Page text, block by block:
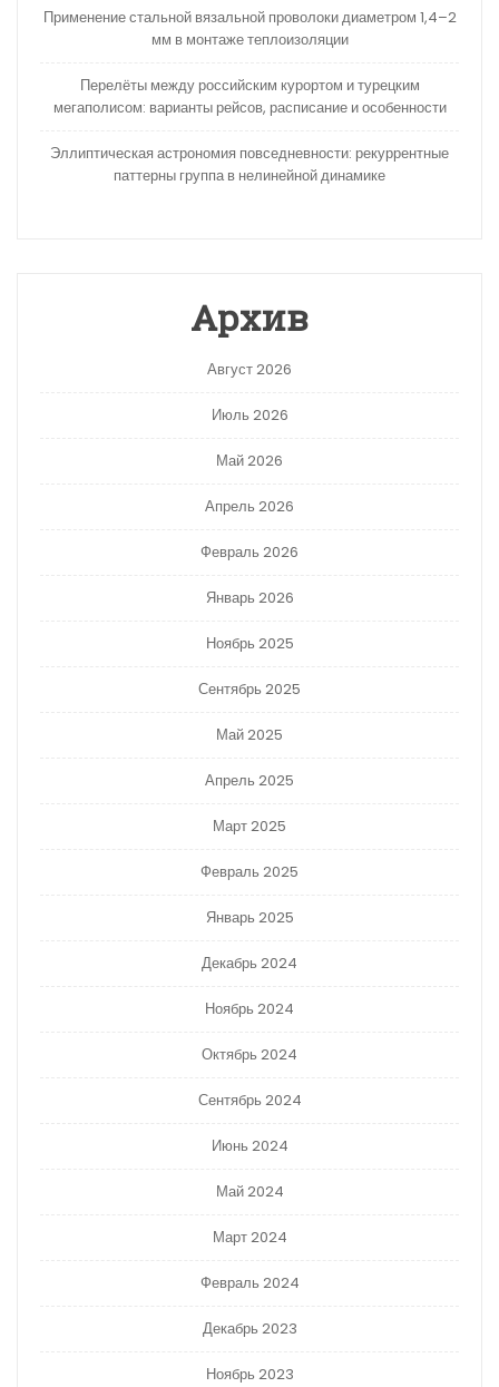
Применение стальной вязальной проволоки диаметром 1,4–2
мм в монтаже теплоизоляции
Перелёты между российским курортом и турецким
мегаполисом: варианты рейсов, расписание и особенности
Эллиптическая астрономия повседневности: рекуррентные
паттерны группа в нелинейной динамике
Архив
Август 2026
Июль 2026
Май 2026
Апрель 2026
Февраль 2026
Январь 2026
Ноябрь 2025
Сентябрь 2025
Май 2025
Апрель 2025
Март 2025
Февраль 2025
Январь 2025
Декабрь 2024
Ноябрь 2024
Октябрь 2024
Сентябрь 2024
Июнь 2024
Май 2024
Март 2024
Февраль 2024
Декабрь 2023
Ноябрь 2023